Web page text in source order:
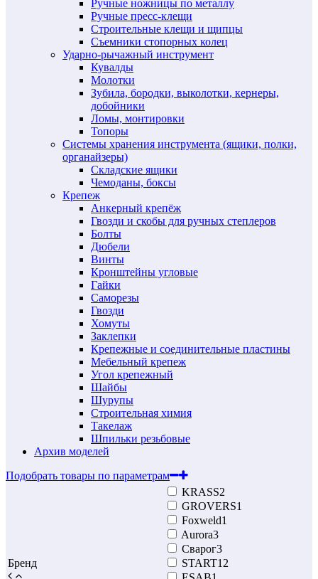
Ручные ножницы по металлу
Ручные пресс-клещи
Строительные клещи и щипцы
Съемники стопорных колец
Ударно-рычажный инструмент
Кувалды
Молотки
Зубила, бородки, выколотки, кернеры,
добойники
Ломы, монтировки
Топоры
Системы хранения инструмента (ящики, полки,
органайзеры)
Складские ящики
Чемоданы, боксы
Крепеж
Анкерный крепёж
Гвозди и скобы для ручных степлеров
Болты
Дюбели
Винты
Кронштейны угловые
Гайки
Саморезы
Гвозди
Хомуты
Заклепки
Крепежные и соединительные пластины
Мебельный крепеж
Угол крепежный
Шайбы
Шурупы
Строительная химия
Такелаж
Шпильки резьбовые
Архив моделей
Подобрать товары по параметрам
Бренд
KRASS2
GROVERS1
Foxweld1
Aurora3
Сварог3
START12